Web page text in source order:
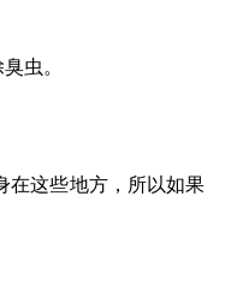
虫。
在这些地方，所以如果